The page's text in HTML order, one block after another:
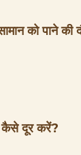
को पाने
कैसे दूर करें?